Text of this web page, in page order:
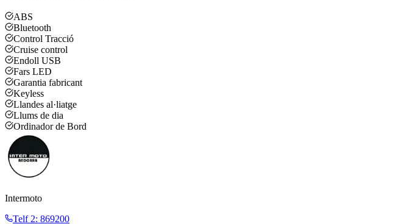
ABS
Bluetooth
Control Tracció
Cruise control
Endoll USB
Fars LED
Garantia fabricant
Keyless
Llandes al·liatge
Llums de dia
Ordinador de Bord
Intermoto
Telf 2: 869200